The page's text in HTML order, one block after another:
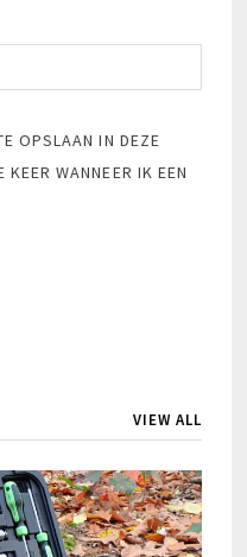
OPSLAAN IN DEZE
WANNEER IK EEN
VIEW ALL